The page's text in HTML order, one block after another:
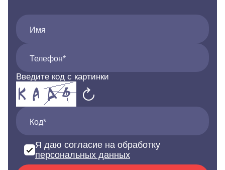
Имя
Телефон*
Введите код с картинки
Код*
Я даю согласие на обработку
персональных данных